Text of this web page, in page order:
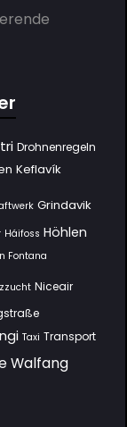
Drohnenregeln
Keflavík
Grindavik
Háifoss Höhlen
Fontana
Niceair
Taxi Transport
Walfang